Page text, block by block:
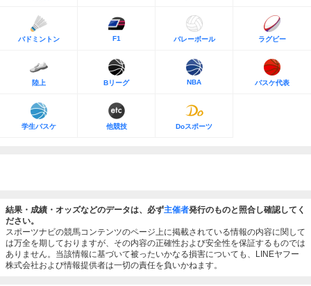
バドミントン F1 バレーボール ラグビー
陸上 Bリーグ NBA バスケ代表
学生バスケ 他競技 Doスポーツ
結果・成績・オッズなどのデータは、必ず主催者発行のものと照合し確認してく
ださい。
スポーツナビの競馬コンテンツのページ上に掲載されている情報の内容に関して
は万全を期しておりますが、その内容の正確性および安全性を保証するものでは
ありません。当該情報に基づいて被ったいかなる損害についても、LINEヤフー
株式会社および情報提供者は一切の責任を負いかねます。